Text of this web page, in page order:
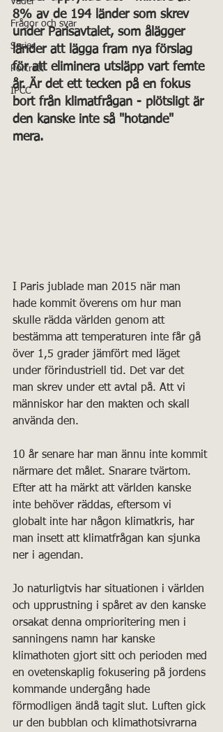
Frågor och svar
Serier
Porträtt
IPCC
8% av de 194 länder som skrev
under Parisavtalet, som ålägger
länder att lägga fram nya förslag
för att eliminera utsläpp vart femte
år. Är det ett tecken på en fokus
bort från klimatfrågan - plötsligt är
den kanske inte så "hotande"
mera.
I Paris jublade man 2015 när man
hade kommit överens om hur man
skulle rädda världen genom att
bestämma att temperaturen inte får gå
över 1,5 grader jämfört med läget
under förindustriell tid. Det var det
man skrev under ett avtal på. Att vi
människor har den makten och skall
använda den.
10 år senare har man ännu inte kommit
närmare det målet. Snarare tvärtom.
Efter att ha märkt att världen kanske
inte behöver räddas, eftersom vi
globalt inte har någon klimatkris, har
man insett att klimatfrågan kan sjunka
ner i agendan.
Jo naturligtvis har situationen i världen
och upprustning i spåret av den kanske
orsakat denna omprioritering men i
sanningens namn har kanske
klimathoten gjort sitt och perioden med
en ovetenskaplig fokusering på jordens
kommande undergång hade
förmodligen ändå tagit slut. Luften gick
ur den bubblan och klimathotsivrarna